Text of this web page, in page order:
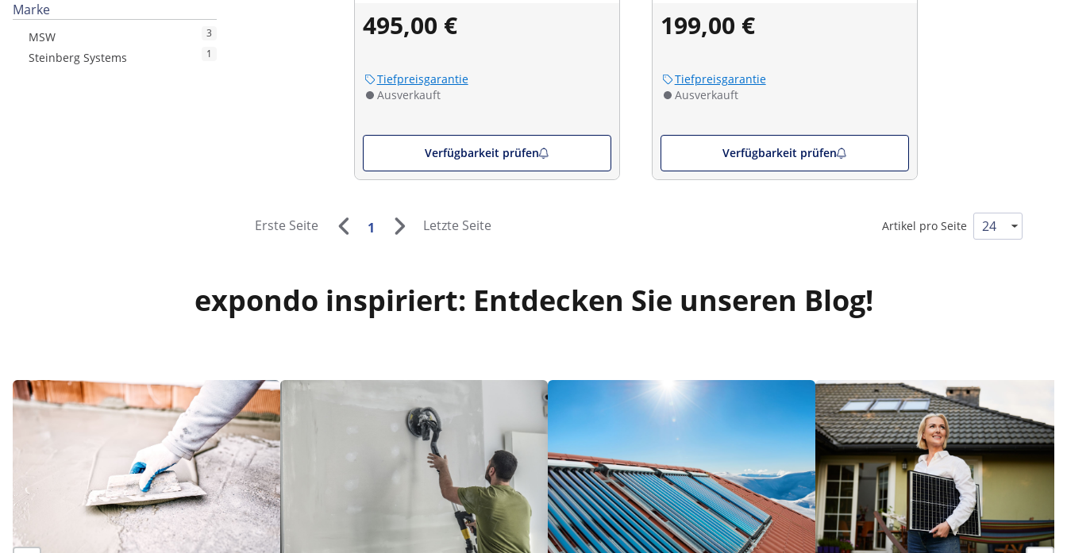
Marke
MSW 3
Steinberg Systems 1
495,00 €
Tiefpreisgarantie
Ausverkauft
Verfügbarkeit prüfen
199,00 €
Tiefpreisgarantie
Ausverkauft
Verfügbarkeit prüfen
Erste Seite 1 Letzte Seite Artikel pro Seite
expondo inspiriert: Entdecken Sie unseren Blog!